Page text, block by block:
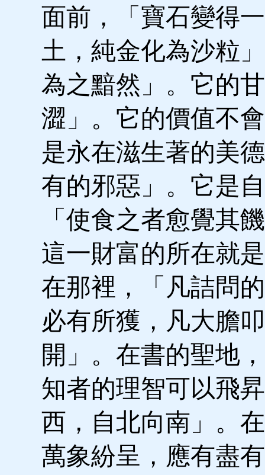
面前，「寶石變得
土，純金化為沙粒
為之黯然」。它的
澀」。它的價值不
是永在滋生著的美
有的邪惡」。它是
「使食之者愈覺其
這一財富的所在就
在那裡，「凡詰問
必有所獲，凡大膽
開」。在書的聖地
知者的理智可以飛
西，自北向南」。
萬象紛呈，應有盡